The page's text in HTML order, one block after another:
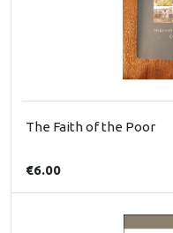
The Faith of the Poor
€6.00